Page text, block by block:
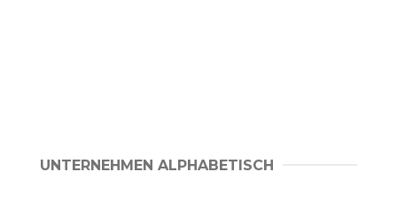
UNTERNEHMEN ALPHABETISCH